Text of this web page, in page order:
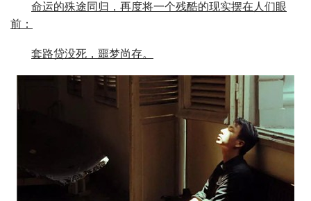
命运的殊途同归，再度将一个残酷的现实摆在人们眼
前：
套路贷没死，噩梦尚存。